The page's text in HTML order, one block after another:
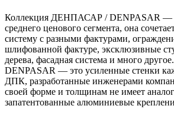
Коллекция ДЕНПАСАР / DENPASAR —
среднего ценового сегмента, она
систему с разными фактурами,
шлифованной фактуре, эксклюзивные
дерева, фасадная система и много
DENPASAR — это усиленные стенки
ДПК, разработанные инженерами
своей форме и толщинам не имеет
запатентованные алюминиевые